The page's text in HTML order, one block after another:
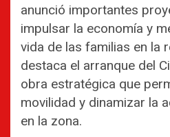
anunció importantes
impulsar la economía y
vida de las familias en la
destaca el arranque del
obra estratégica que
movilidad y dinamizar la
en la zona.